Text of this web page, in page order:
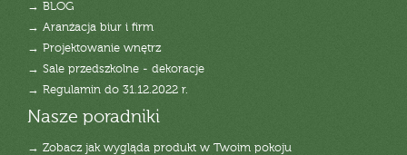
→ BLOG
→ Aranżacja biur i firm
→ Projektowanie wnętrz
→ Sale przedszkolne - dekoracje
→ Regulamin do 31.12.2022 r.
Nasze poradniki
→ Zobacz jak wygląda produkt w Twoim pokoju